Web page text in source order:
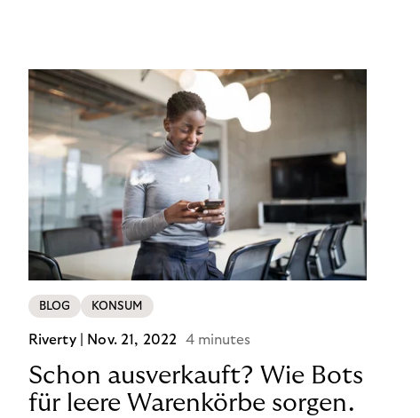
BLOG KONSUM
Riverty | Nov. 21, 2022 4 minutes
Schon ausverkauft? Wie Bots
für leere Warenkörbe sorgen.